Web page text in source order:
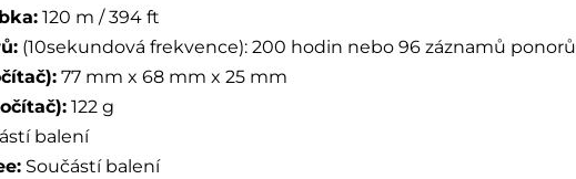
120 m / 394 ft
(10sekundová frekvence): 200 hodin nebo 96 záznamů ponorů
77 mm x 68 mm x 25 mm
122 g
balení
Součástí balení